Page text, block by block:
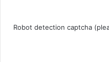
Robot detection captcha